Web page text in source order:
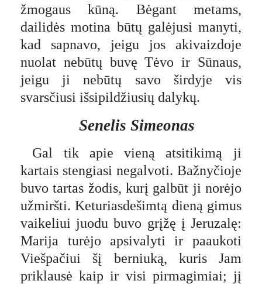
žmogaus kūną. Bėgant metams,
dailidės motina būtų galėjusi manyti,
kad sapnavo, jeigu jos akivaizdoje
nuolat nebūtų buvę Tėvo ir Sūnaus,
jeigu ji nebūtų savo širdyje vis
svarsčiusi išsipildžiusių dalykų.
Senelis Simeonas
Gal tik apie vieną atsitikimą ji
kartais stengiasi negalvoti. Bažnyčioje
buvo tartas žodis, kurį galbūt ji norėjo
užmiršti. Keturiasdešimtą dieną gimus
vaikeliui juodu buvo grįžę į Jeruzalę:
Marija turėjo apsivalyti ir paaukoti
Viešpačiui šį berniuką, kuris Jam
priklausė kaip ir visi pirmagimiai; jį